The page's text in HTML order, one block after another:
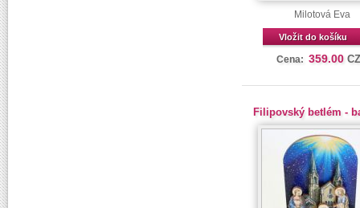
Milotová Eva
Vložit do košíku
Cena: 359.00
Filipovský betlém -